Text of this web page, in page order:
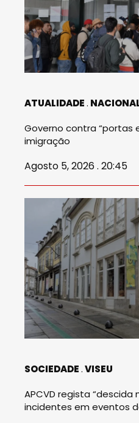
ATUALIDADE
Governo contra “portas
imigração
Agosto 5, 2026 . 20:45
SOCIEDADE VISEU
APCVD regista
incidentes em eventos